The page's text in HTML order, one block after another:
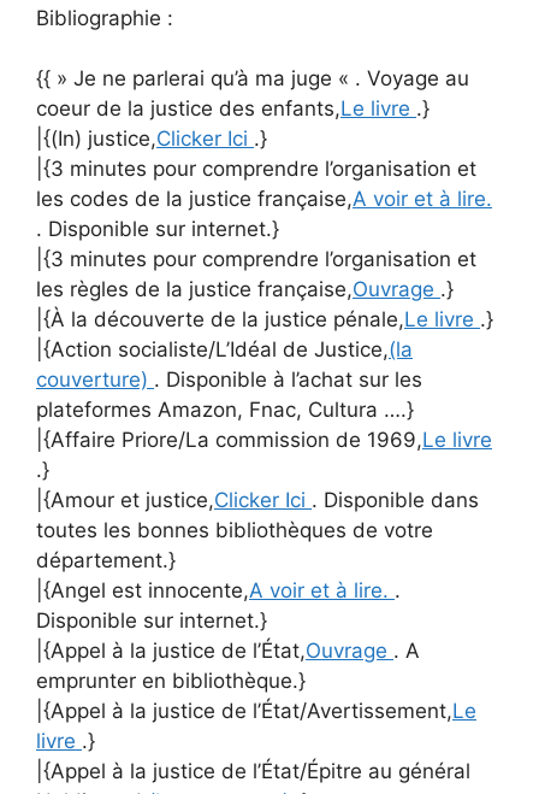
Bibliographie :
{{ » Je ne parlerai qu’à ma juge « . Voyage au
coeur de la justice des enfants,Le livre .}
|{(In) justice,Clicker Ici .}
|{3 minutes pour comprendre l’organisation et
les codes de la justice française,A voir et à lire.
. Disponible sur internet.}
|{3 minutes pour comprendre l’organisation et
les règles de la justice française,Ouvrage .}
|{À la découverte de la justice pénale,Le livre .}
|{Action socialiste/L’Idéal de Justice,(la
couverture) . Disponible à l’achat sur les
plateformes Amazon, Fnac, Cultura ….}
|{Affaire Priore/La commission de 1969,Le livre
.}
|{Amour et justice,Clicker Ici . Disponible dans
toutes les bonnes bibliothèques de votre
département.}
|{Angel est innocente,A voir et à lire. .
Disponible sur internet.}
|{Appel à la justice de l’État,Ouvrage . A
emprunter en bibliothèque.}
|{Appel à la justice de l’État/Avertissement,Le
livre .}
|{Appel à la justice de l’État/Épitre au général